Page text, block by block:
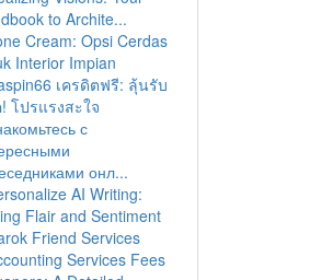
to Archite...
Cream: Opsi Cerdas
Interior Impian
เครดิตฟรี: ลุ้นรับ
โปรแรงสะใจ
с
онл...
AI Writing:
Flair and Sentiment
Friend Services
Services Fees